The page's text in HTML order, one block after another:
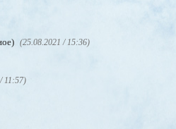
(25.08.2021 / 15:36)
11:57)